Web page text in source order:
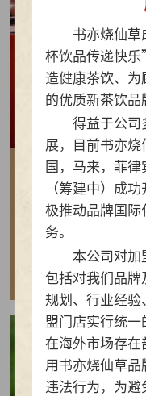
2026-07-30
做实亲民茶饮！
下2026新茶饮
查看详情
书亦烧仙
杯饮品传递快
造健康茶饮、为
的优质新茶饮品
得益于公司
展，目前书亦烧
国，马来，菲律
（筹建中）成
极推动品牌国际
务。
本公司对加
包括对我们品牌
规划、行业经验
盟门店实行统一
在海外市场存在
用书亦烧仙草
违法行为，为避